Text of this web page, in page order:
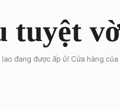
tuyệt
đang được ấp ủ! Cửa hàng